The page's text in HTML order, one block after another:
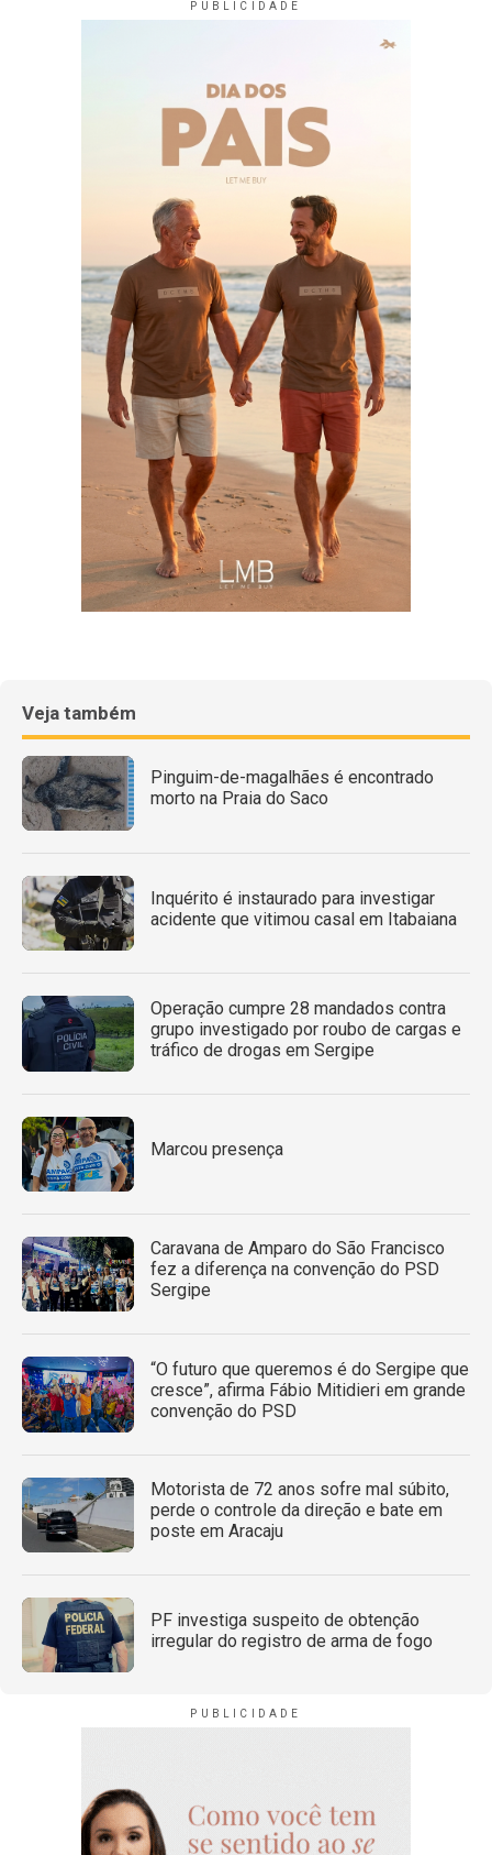
Veja também
Pinguim-de-magalhães é encontrado
morto na Praia do Saco
Inquérito é instaurado para investigar
acidente que vitimou casal em Itabaiana
Operação cumpre 28 mandados contra
grupo investigado por roubo de cargas e
tráfico de drogas em Sergipe
Marcou presença
Caravana de Amparo do São Francisco
fez a diferença na convenção do PSD
Sergipe
“O futuro que queremos é do Sergipe que
cresce”, afirma Fábio Mitidieri em grande
convenção do PSD
Motorista de 72 anos sofre mal súbito,
perde o controle da direção e bate em
poste em Aracaju
PF investiga suspeito de obtenção
irregular do registro de arma de fogo